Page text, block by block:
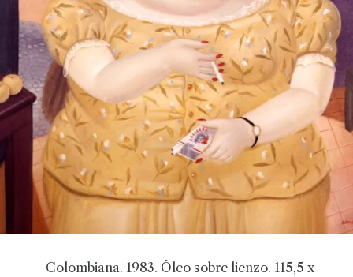
Colombiana. 1983. Óleo sobre lienzo. 115,5 x